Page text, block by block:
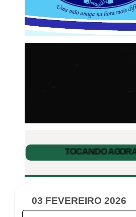
03 FEVEREIRO 2026